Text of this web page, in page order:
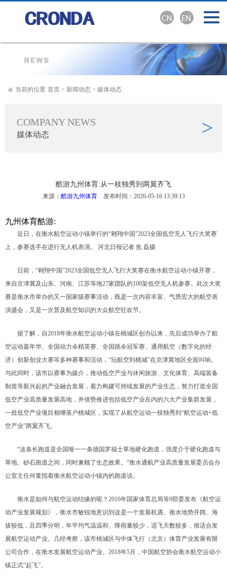
当前的位置 首页 > 新闻动态 > 媒体动态
COMPANY NEWS
媒体动态 >
酷游九州体育:从一枝独秀到两翼齐飞
来源： 酷游九州体育发布时间：2026-05-16 13:39:13
九州体育酷游:
近日，在衡水航空运动小镇举行的“翱翔中国”2023全国低空无人飞行大奖赛
上，参赛选手在进行无人机表演。 河北日报记者 焦 磊摄
日前，“翱翔中国”2023全国低空无人飞行大奖赛在衡水航空运动小镇开赛，
来自京津冀及山东、河南、江苏等地27家团队的100架低空无人机参赛。此次大奖
赛是衡水市举办的又一国家级赛事活动，既是一次内容丰富、气势宏大的航空表
演盛会，又是一次普及航空知识的大众航空狂欢节。
据了解，自2018年衡水航空运动小镇在桃城区创办以来，先后成功举办了航
空运动嘉年华、全国动力伞精英赛、全国跳伞冠军赛、通用航空（数字化的经
济）创新创业大赛等多种赛事和活动，“玩航空到桃城”在京津冀地区全面叫响。
与此同时，该市以赛事为媒介，推动低空产业与休闲旅游、文化体育、高端装备
制造等新兴起的产业融合发展，着力构建可持续发展的产业生态，努力打造全国
低空产业高质量发展高地，并借势推进包括低空产业在内的六大产业集群发展，
一批低空产业项目相继落户桃城区，实现了从航空运动一枝独秀到“航空运动+低
空产业”两翼齐飞。
“这条长跑道是全国唯一一条德国罗福士草地硬化跑道，强度介于硬化跑道与
草地、砂石跑道之间，同时兼顾了生态效果。”衡水通航产业高质量发展委员会办
公室主任何童指着衡水航空运动小镇内的跑道说。
衡水是如何与航空运动结缘的呢？2016年国家体育总局等9部委发布《航空运
动产业发展规划》，衡水市敏锐地意识到这是一个发展机遇。衡水地势开阔、海
拔较低，且四季分明，年平均气温温和、降雨量较少，适飞天数较多，很适合发
展航空运动产业。几经考察，该市桃城区与中体飞行（北京）体育产业发展有限
公司合作，在衡水发展航空运动产业。2018年5月，中国航空协会衡水航空运动小
镇正式“起飞”。